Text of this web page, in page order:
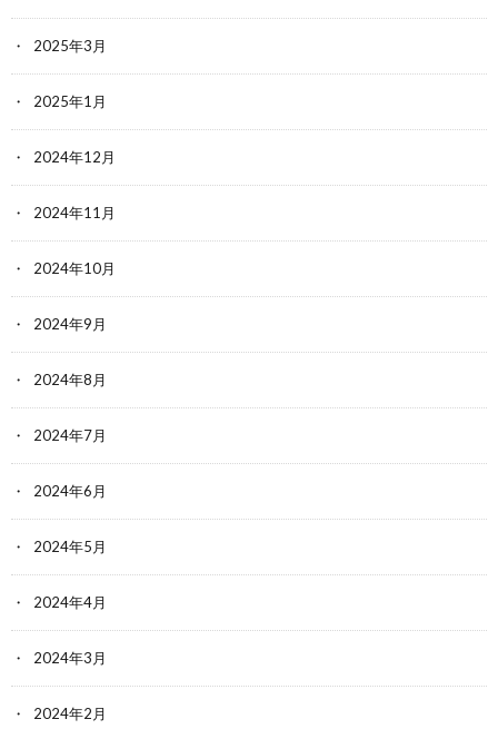
2025年3月
2025年1月
2024年12月
2024年11月
2024年10月
2024年9月
2024年8月
2024年7月
2024年6月
2024年5月
2024年4月
2024年3月
2024年2月